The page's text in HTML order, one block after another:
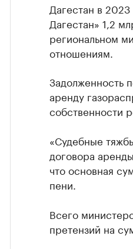
Дагестан в
Дагестан» 1,2
региональном
отношениям.
Задолженность
аренду
собственности
«Судебные
договора
что основная
пени.
Всего
претензий на